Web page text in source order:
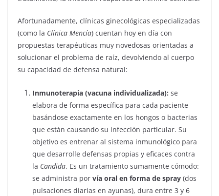
Afortunadamente, clínicas ginecológicas especializadas
(como la Clínica Mencía) cuentan hoy en día con
propuestas terapéuticas muy novedosas orientadas a
solucionar el problema de raíz, devolviendo al cuerpo
su capacidad de defensa natural:
Inmunoterapia (vacuna individualizada): se
elabora de forma específica para cada paciente
basándose exactamente en los hongos o bacterias
que están causando su infección particular. Su
objetivo es entrenar al sistema inmunológico para
que desarrolle defensas propias y eficaces contra
la Candida. Es un tratamiento sumamente cómodo:
se administra por vía oral en forma de spray (dos
pulsaciones diarias en ayunas), dura entre 3 y 6